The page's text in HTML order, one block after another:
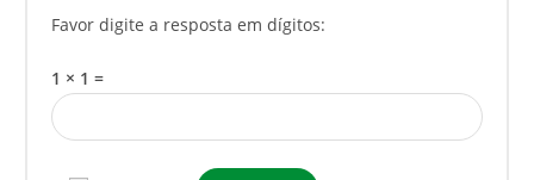
Favor digite a resposta em dígitos:
1 × 1 =